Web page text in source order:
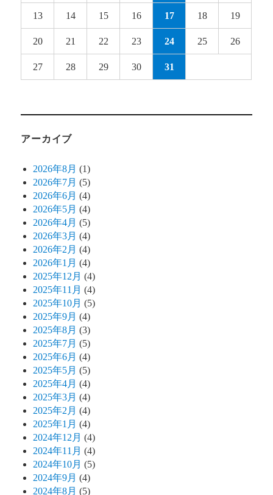
13 14 15 16 17 18 19
20 21 22 23 24 25 26
27 28 29 30 31
アーカイブ
2026年8月 (1)
2026年7月 (5)
2026年6月 (4)
2026年5月 (4)
2026年4月 (5)
2026年3月 (4)
2026年2月 (4)
2026年1月 (4)
2025年12月 (4)
2025年11月 (4)
2025年10月 (5)
2025年9月 (4)
2025年8月 (3)
2025年7月 (5)
2025年6月 (4)
2025年5月 (5)
2025年4月 (4)
2025年3月 (4)
2025年2月 (4)
2025年1月 (4)
2024年12月 (4)
2024年11月 (4)
2024年10月 (5)
2024年9月 (4)
2024年8月 (5)